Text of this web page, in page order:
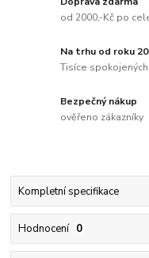
od 2000,-Kč po
Na trhu od roku
Tisíce spokojených
Bezpečný nákup
ověřeno zákazníky
Kompletní specifikace
Hodnocení 0